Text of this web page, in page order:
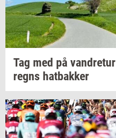
Tag med på van­dre­tur
regns hat­bak­ker